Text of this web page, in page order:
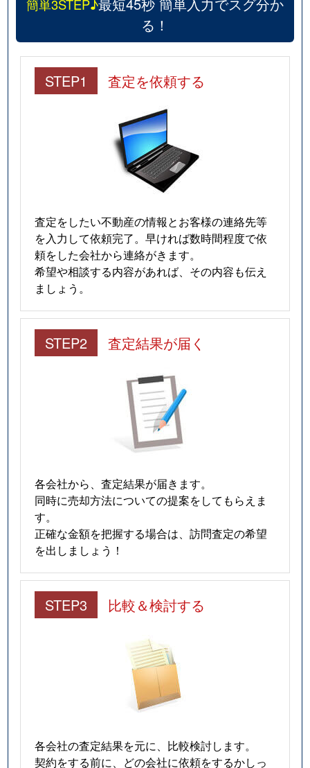
簡単3STEP♪
る！
STEP1 査定を依頼する
査定をしたい不動産の情報とお客様の連絡先等
を入力して依頼完了。早ければ数時間程度で依
頼をした会社から連絡がきます。
希望や相談する内容があれば、その内容も伝え
ましょう。
STEP2 査定結果が届く
各会社から、査定結果が届きます。
同時に売却方法についての提案をしてもらえま
す。
正確な金額を把握する場合は、訪問査定の希望
を出しましょう！
STEP3 比較＆検討する
各会社の査定結果を元に、比較検討します。
契約をする前に、どの会社に依頼をするかしっ